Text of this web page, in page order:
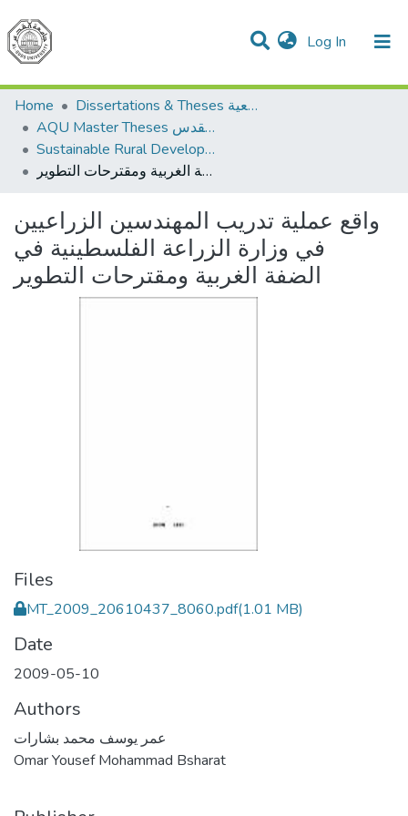
Log In (current)
Communities & Collections
All of DSpace
Home
Dissertations & Theses الرسائل الجامعية
AQU Master Theses الرسائل الجامعية الخاصة بجامعة القدس
Sustainable Rural Development التنمية الريفية المستدامة
واقع عملية تدريب المهندسين الزراعيين في وزارة الزراعة الفلسطينية في الضفة الغربية ومقترحات التطوير
واقع عملية تدريب المهندسين الزراعيين
في وزارة الزراعة الفلسطينية في
الضفة الغربية ومقترحات التطوير
Files
MT_2009_20610437_8060.pdf(1.01 MB)
Date
2009-05-10
Authors
عمر يوسف محمد بشارات
Omar Yousef Mohammad Bsharat